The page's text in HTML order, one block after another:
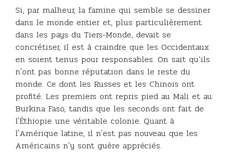
Si, par malheur, la famine qui semble se dessiner
dans le monde entier et, plus particulièrement
dans les pays du Tiers-Monde, devait se
concrétiser, il est à craindre que les Occidentaux
en soient tenus pour responsables. On sait qu’ils
n'ont pas bonne réputation dans le reste du
monde. Ce dont les Russes et les Chinois ont
profité. Les premiers ont repris pied au Mali et au
Burkina Faso, tandis que les seconds ont fait de
l'Éthiopie une véritable colonie. Quant à
l'Amérique latine, il n'est pas nouveau que les
Américains n'y sont guère appréciés.